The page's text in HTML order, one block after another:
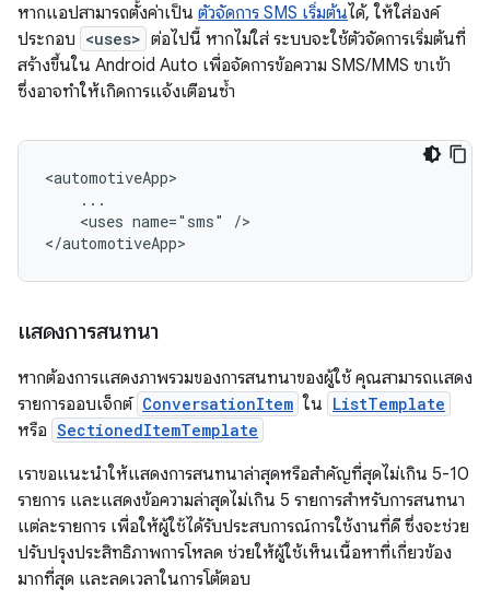
หากแอปสามารถตั้งค่าเป็น ตัวจัดการ SMS เริ่มต้นได้, ให้ใส่องค์
ประกอบ <uses> ต่อไปนี้ หากไม่ใส่ ระบบจะใช้ตัวจัดการเริ่มต้นที่
สร้างขึ้นใน Android Auto เพื่อจัดการข้อความ SMS/MMS ขาเข้า
ซึ่งอาจทำให้เกิดการแจ้งเตือนซ้ำ
<uses name="sms"
/>
แสดงการสนทนา
หากต้องการแสดงภาพรวมของการสนทนาของผู้ใช้ คุณสามารถแสดง
รายการออบเจ็กต์ ConversationItem ใน ListTemplate
หรือ SectionedItemTemplate
เราขอแนะนำให้แสดงการสนทนาล่าสุดหรือสำคัญที่สุดไม่เกิน 5-10
รายการ และแสดงข้อความล่าสุดไม่เกิน 5 รายการสำหรับการสนทนา
แต่ละรายการ เพื่อให้ผู้ใช้ได้รับประสบการณ์การใช้งานที่ดี ซึ่งจะช่วย
ปรับปรุงประสิทธิภาพการโหลด ช่วยให้ผู้ใช้เห็นเนื้อหาที่เกี่ยวข้อง
มากที่สุด และลดเวลาในการโต้ตอบ